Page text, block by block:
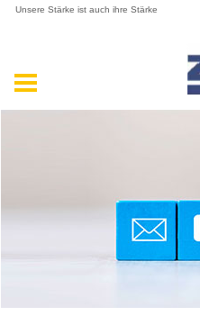
Unsere Stärke ist auch ihre Stärke